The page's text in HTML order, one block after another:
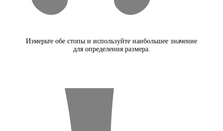
Измерьте обе стопы и используйте наибольшее значение
для определения размера.